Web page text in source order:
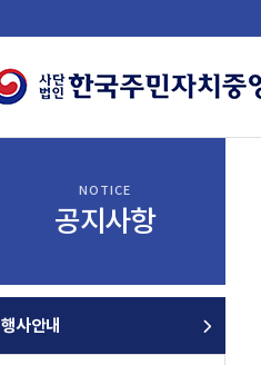
NOTICE
공지사항
행사안내